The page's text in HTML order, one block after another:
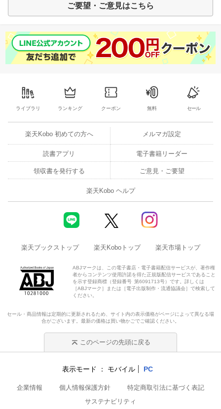
ご要望・ご意見はこちら
ライブラリ ランキング クーポン 無料 セール
楽天Kobo 初めての方へ メルマガ設定
読書アプリ 電子書籍リーダー
領収書を発行する ご意見・ご要望
楽天Kobo ヘルプ
楽天ブックストップ 楽天Koboトップ 楽天市場トップ
ABJマークは、この電子書店・電子書籍配信サービスが、著作権
者からコンテンツ使用許諾を得た正規版配信サービスであること
を示す登録商標（登録番号 第6091713号）です。詳しくは
［ABJマーク］または［電子出版制作・流通協議会］で検索して
ください。
セール・商品情報は定期的に更新されるため、サイト内の表示価格がページによって異なる場
合がございます。最新の価格は買い物かごでご確認ください。
このページの先頭に戻る
表示モード モバイル PC
企業情報 個人情報保護方針
特定商取引法に基づく表記
サステナビリティ